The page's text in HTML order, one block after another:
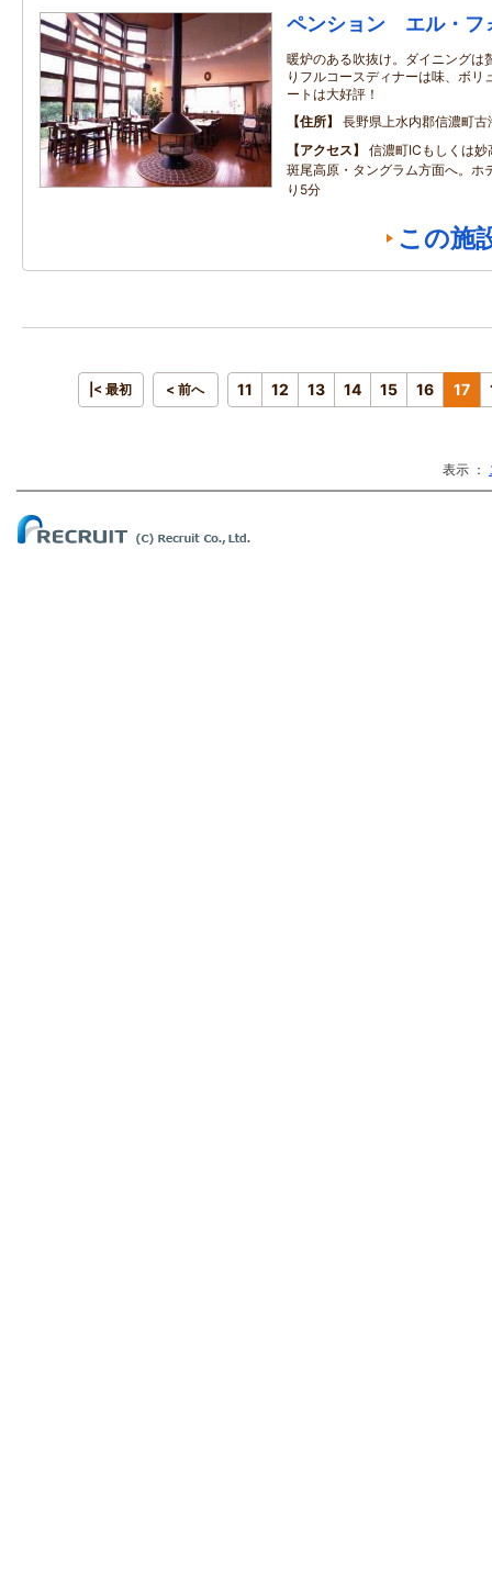
ペンション エル・フ
暖炉のある吹抜け。ダイニングは
りフルコースディナーは味、ボリ
ートは大好評！
住所
長野県上水内郡信濃町
アクセス
信濃町ICもしくは
斑尾高原・タングラム方面へ。ホ
り5分
この施
|< 最初 < 前へ 11 12 13 14 15 16 17
表示 ：